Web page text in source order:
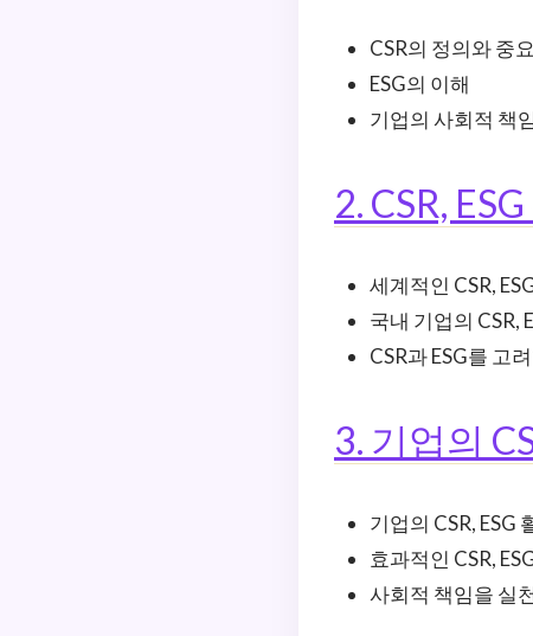
CSR의 정의와 중
ESG의 이해
기업의 사회적 책
2. CSR,
세계적인 CSR,
국내 기업의 CSR,
CSR과 ESG를 고
3. 기업의
기업의 CSR, ESG
효과적인 CSR,
사회적 책임을 실